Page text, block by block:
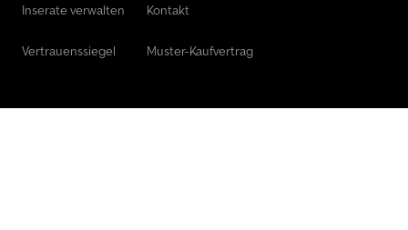
Inserate verwalten
Vertrauenssiegel
Kontakt
Muster-Kaufvertrag